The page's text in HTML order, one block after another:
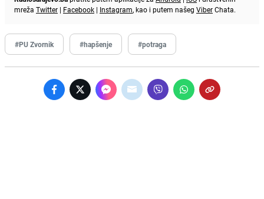
mreža Twitter | Facebook | Instagram, kao i putem našeg ViberChata.
#PU Zvornik #hapšenje #potraga